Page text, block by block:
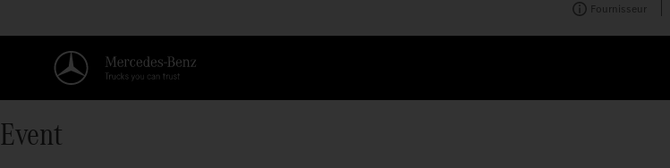
Fournisseur
Event